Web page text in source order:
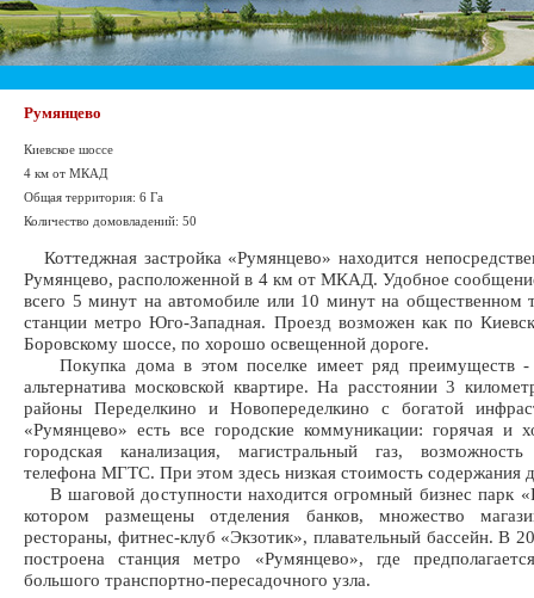
Румянцево
Киевское шоссе
4 км от МКАД
Общая территория: 6 Га
Количество домовладений: 50
Коттеджная застройка «Румянцево» находится
Румянцево, расположенной в 4 км от МКАД. Удобное
всего 5 минут на автомобиле или 10 минут на общественном
станции метро Юго-Западная. Проезд возможен как по
Боровскому шоссе, по хорошо освещенной дороге.
Покупка дома в этом поселке имеет ряд преимуществ -
альтернатива московской квартире. На расстоянии 3
районы Переделкино и Новопеределкино с богатой
«Румянцево» есть все городские коммуникации: горячая и
городская канализация, магистральный газ, возможность
телефона МГТС. При этом здесь низкая стоимость содержания
В шаговой доступности находится огромный бизнес парк
котором размещены отделения банков, множество
рестораны, фитнес-клуб «Экзотик», плавательный бассейн. В
построена станция метро «Румянцево», где
большого транспортно-пересадочного узла.